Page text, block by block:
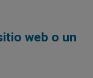
web o un